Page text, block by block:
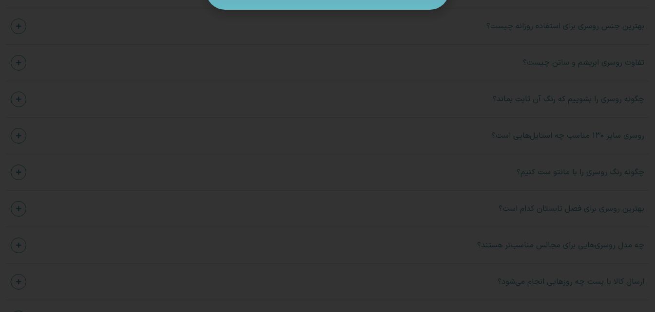
بهترین جنس روسری برای استفاده روزانه چیست؟
تفاوت روسری ابریشم و ساتن چیست؟
چگونه روسری را بشوییم که رنگ آن ثابت بماند؟
روسری سایز ۱۳۰ مناسب چه استایل‌هایی است؟
چگونه رنگ روسری را با مانتو ست کنیم؟
بهترین روسری برای فصل تابستان کدام است؟
چه مدل روسری‌هایی برای مجالس مناسب‌تر هستند؟
ارسال کالا با پست چه روزهایی انجام می‌شود؟